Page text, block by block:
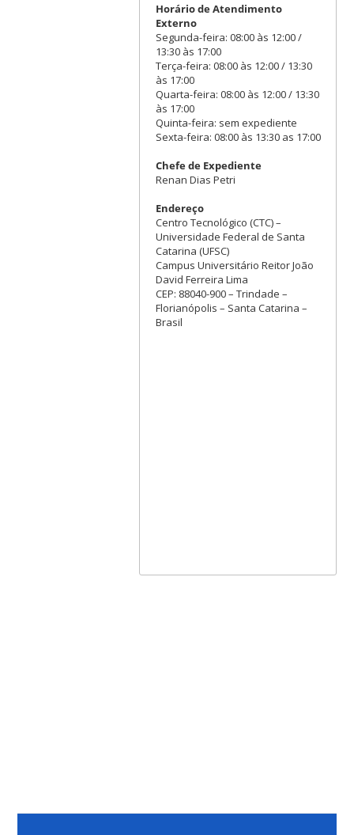
Horário de Atendimento
Externo
Segunda-feira: 08:00 às 12:00 /
13:30 às 17:00
Terça-feira: 08:00 às 12:00 / 13:30
às 17:00
Quarta-feira: 08:00 às 12:00 / 13:30
às 17:00
Quinta-feira: sem expediente
Sexta-feira: 08:00 às 13:30 as 17:00
Chefe de Expediente
Renan Dias Petri
Endereço
Centro Tecnológico (CTC) –
Universidade Federal de Santa
Catarina (UFSC)
Campus Universitário Reitor João
David Ferreira Lima
CEP: 88040-900 – Trindade –
Florianópolis – Santa Catarina –
Brasil